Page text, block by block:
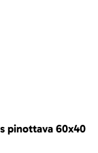
pinottava 60x40